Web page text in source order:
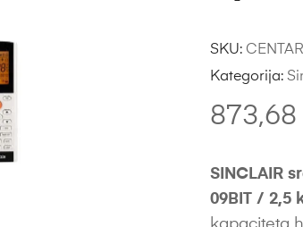
873,68
SINCLAIR
09BIT / 2,5
SKU:
Kategorija: